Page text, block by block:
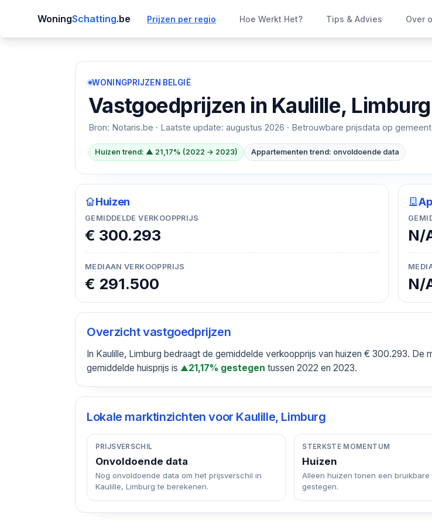
WoningSchatting.be Prijzen per regio Hoe Werkt Het? Tips & Advies Over
WONINGPRIJZEN BELGIË
Vastgoedprijzen in Kaulille, Limburg
Bron: Notaris.be · Laatste update: augustus 2026 · Betrouwbare prijsdata op
Huizen trend: ▲ 21,17% (2022 → 2023) Appartementen trend: onvoldoende data
Huizen
GEMIDDELDE VERKOOPPRIJS
€ 300.293
MEDIAAN VERKOOPPRIJS
€ 291.500
N/
N/
Overzicht vastgoedprijzen
In Kaulille, Limburg bedraagt de gemiddelde verkoopprijs van huizen € 300.293. De
gemiddelde huisprijs is ▲21,17% gestegen tussen 2022 en 2023.
Lokale marktinzichten voor Kaulille, Limburg
PRIJSVERSCHIL
Onvoldoende data
Nog onvoldoende data om het prijsverschil in
Kaulille, Limburg te berekenen.
STERKSTE MOMENTUM
Huizen
Alleen huizen tonen een bruikbare
gestegen.